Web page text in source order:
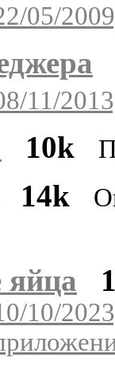
05/
11/
10k
14k
10/